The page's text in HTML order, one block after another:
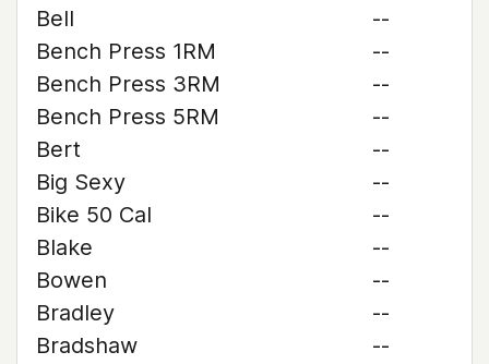
Bell
--
Bench Press 1RM
--
Bench Press 3RM
--
Bench Press 5RM
--
Bert
--
Big Sexy
--
Bike 50 Cal
--
Blake
--
Bowen
--
Bradley
--
Bradshaw
--